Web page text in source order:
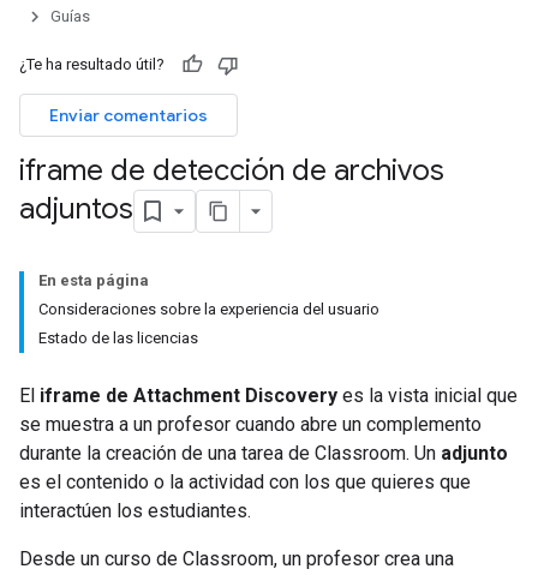
Guías
¿Te ha resultado útil?
Enviar comentarios
iframe de detección de archivos
adjuntos
En esta página
Consideraciones sobre la experiencia del usuario
Estado de las licencias
El iframe de Attachment Discovery es la vista inicial que
se muestra a un profesor cuando abre un complemento
durante la creación de una tarea de Classroom. Un adjunto
es el contenido o la actividad con los que quieres que
interactúen los estudiantes.
Desde un curso de Classroom, un profesor crea una